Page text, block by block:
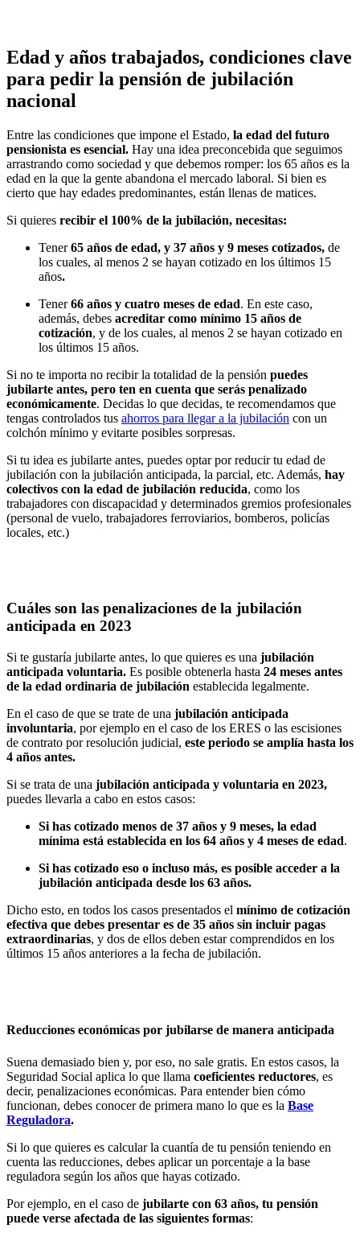
Edad y años trabajados, condiciones clave
para pedir la pensión de jubilación
nacional
Entre las condiciones que impone el Estado, la edad del futuro
pensionista es esencial. Hay una idea preconcebida que seguimos
arrastrando como sociedad y que debemos romper: los 65 años es la
edad en la que la gente abandona el mercado laboral. Si bien es
cierto que hay edades predominantes, están llenas de matices.
Si quieres recibir el 100% de la jubilación, necesitas:
Tener65 años de edad, y 37 años y 9 meses cotizados, de
los cuales, al menos 2 se hayan cotizado en los últimos 15
años.
Tener66 años y cuatro meses de edad. En este caso,
además, debes acreditar como mínimo 15 años de
cotización, y de los cuales, al menos 2 se hayan cotizado en
los últimos 15 años.
Si no te importa no recibir la totalidad de la pensión puedes
jubilarte antes, pero ten en cuenta que serás penalizado
económicamente. Decidas lo que decidas, te recomendamos que
tengas controlados tus ahorros para llegar a la jubilación con un
colchón mínimo y evitarte posibles sorpresas.
Si tu idea es jubilarte antes, puedes optar por reducir tu edad de
jubilación con la jubilación anticipada, la parcial, etc. Además, hay
colectivos con la edad de jubilación reducida, como los
trabajadores con discapacidad y determinados gremios profesionales
(personal de vuelo, trabajadores ferroviarios, bomberos, policías
locales, etc.)
Cuáles son las penalizaciones de la jubilación
anticipada en 2023
Si te gustaría jubilarte antes, lo que quieres es una jubilación
anticipada voluntaria. Es posible obtenerla hasta 24 meses antes
de la edad ordinaria de jubilación establecida legalmente.
En el caso de que se trate de una jubilación anticipada
involuntaria, por ejemplo en el caso de los ERES o las escisiones
de contrato por resolución judicial, este periodo se amplía hasta los
4 años antes.
Si se trata de una jubilación anticipada y voluntaria en 2023,
puedes llevarla a cabo en estos casos:
Si has cotizado menos de 37 años y 9 meses, la edad
mínima está establecida en los 64 años y 4 meses de edad.
Si has cotizado eso o incluso más, es posible acceder a la
jubilación anticipada desde los 63 años.
Dicho esto, en todos los casos presentados el mínimo de cotización
efectiva que debes presentar es de 35 años sin incluir pagas
extraordinarias, y dos de ellos deben estar comprendidos en los
últimos 15 años anteriores a la fecha de jubilación.
Reducciones económicas por jubilarse de manera anticipada
Suena demasiado bien y, por eso, no sale gratis. En estos casos, la
Seguridad Social aplica lo que llama coeficientes reductores, es
decir, penalizaciones económicas. Para entender bien cómo
funcionan, debes conocer de primera mano lo que es la Base
Reguladora.
Si lo que quieres es calcular la cuantía de tu pensión teniendo en
cuenta las reducciones, debes aplicar un porcentaje a la base
reguladora según los años que hayas cotizado.
Por ejemplo, en el caso de jubilarte con 63 años, tu pensión
puede verse afectada de las siguientes formas: